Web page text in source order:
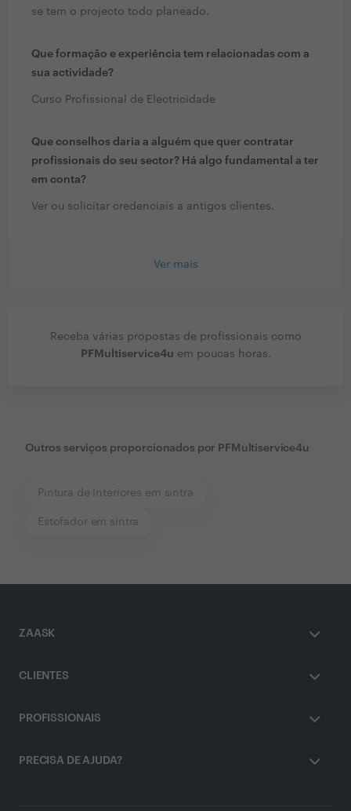
se tem o projecto todo planeado.
Que formação e experiência tem relacionadas com a
sua actividade?
Curso Profissional de Electricidade
Que conselhos daria a alguém que quer contratar
profissionais do seu sector? Há algo fundamental a ter
em conta?
Ver ou solicitar credenciais a antigos clientes.
Ver mais
Receba várias propostas de profissionais como
PFMultiservice4u em poucas horas.
Outros serviços proporcionados por PFMultiservice4u
Pintura de Interiores em sintra
Estofador em sintra
ZAASK
CLIENTES
PROFISSIONAIS
PRECISA DE AJUDA?